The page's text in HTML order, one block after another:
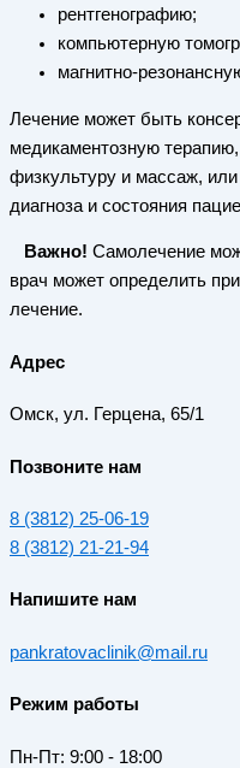
рентгенографию;
компьютерную
магнитно-
Лечение может быть
медикаментозную
физкультуру и массаж,
диагноза и состояния
Важно! Самолечение
врач может определить
лечение.
Адрес
Омск, ул. Герцена, 65/1
Позвоните нам
8 (3812) 25-06-19
8 (3812) 21-21-94
Напишите нам
pankratovaclinik@mail.ru
Режим работы
Пн-Пт: 9:00 - 18:00